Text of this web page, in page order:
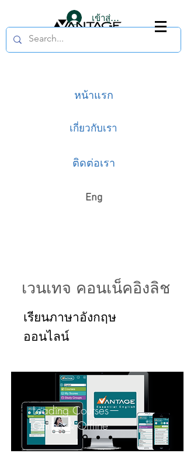
เข้าสู่ระบบ
หน้าแรก
เกี่ยวกับเรา
ติดต่อเรา
Eng
เวนเทจ คอนเน็คอิงลิช
เรียนภาษาอังกฤษ
ออนไลน์
Leading Courses—
Online & Offline